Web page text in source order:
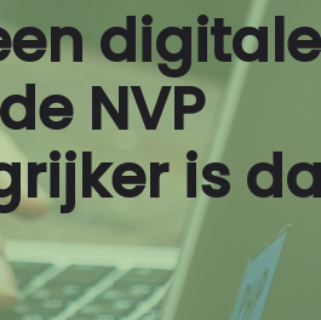
digitale
NVP
is